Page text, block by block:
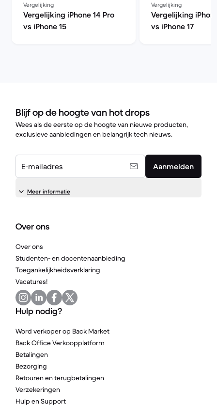
Vergelijking
Vergelijking iPhone 14 Pro
vs iPhone 15
Vergelijking
Vergelijking
vs iPhone 17
Blijf op de hoogte van hot drops
Wees als de eerste op de hoogte van nieuwe producten,
exclusieve aanbiedingen en belangrijk tech nieuws.
E-mailadres Aanmelden
Meer informatie
Over ons
Over ons
Studenten- en docentenaanbieding
Toegankelijkheidsverklaring
Vacatures!
Hulp nodig?
Word verkoper op Back Market
Back Office Verkoopplatform
Betalingen
Bezorging
Retouren en terugbetalingen
Verzekeringen
Hulp en Support